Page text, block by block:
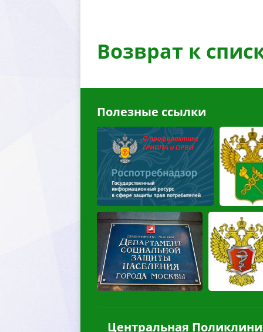
озврат к
Полезные ссылки
Центральная